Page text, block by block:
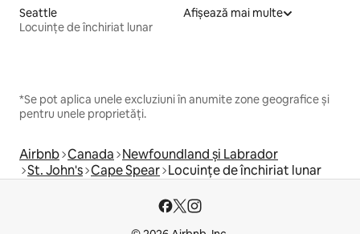
Seattle
Locuințe de închiriat lunar
Afișează mai multe
*Se pot aplica unele excluziuni în anumite zone geografice și
pentru unele proprietăți.
Airbnb Canada Newfoundland și Labrador
St. John's Cape Spear Locuințe de închiriat lunar